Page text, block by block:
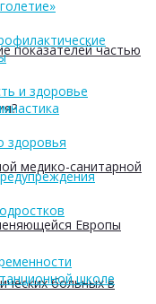
показателей частью
медико-санитарной
Европы
больных в
и здоровье
здоровья
школе